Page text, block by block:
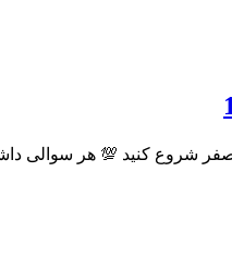
صفر شروع کنید 💯 هر سوالی